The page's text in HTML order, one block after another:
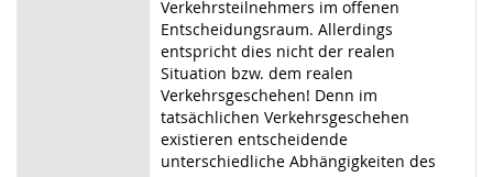
Verkehrsteilnehmers im offenen
Entscheidungsraum. Allerdings
entspricht dies nicht der realen
Situation bzw. dem realen
Verkehrsgeschehen! Denn im
tatsächlichen Verkehrsgeschehen
existieren entscheidende
unterschiedliche Abhängigkeiten des